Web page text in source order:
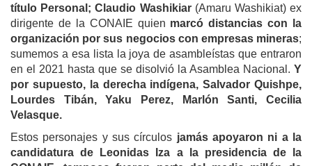
título Personal; Claudio Washikiar(Amaru Washikiat) ex
dirigente de la CONAIE quien marcó distancias con la
organización por sus negocios con empresas mineras;
sumemos a esa lista la joya de asambleístas que entraron
en el 2021 hasta que se disolvió la Asamblea Nacional. Y
por supuesto, la derecha indígena, Salvador Quishpe,
Lourdes Tibán, Yaku Perez, Marlón Santi, Cecilia
Velasque.
Estos personajes y sus círculos jamás apoyaron ni a la
candidatura de Leonidas Iza a la presidencia de la